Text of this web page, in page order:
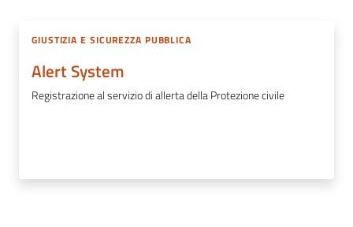
GIUSTIZIA E SICUREZZA PUBBLICA
Alert System
Registrazione al servizio di allerta della Protezione civile